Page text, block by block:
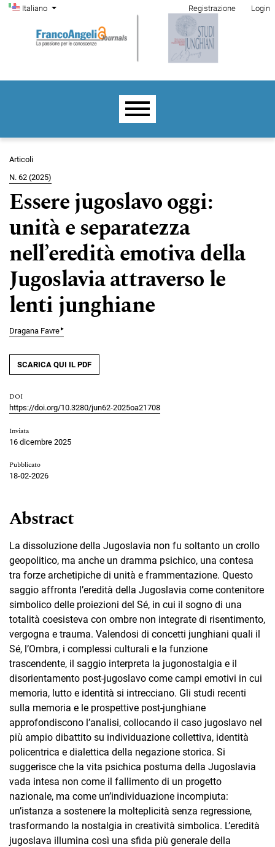
Salta al menu principale di navigazione
Salta al contenuto principale
Salta al piè di pagina del sito
Cambia la lingua. La lingua corrente è:
Italiano
Menu di amministrazione
Registrazione Login
Menu principale
Articoli
N. 62 (2025)
Essere jugoslavo oggi:
unità e separatezza
nell’eredità emotiva della
Jugoslavia attraverso le
lenti junghiane
Dragana Favre▸
SCARICA QUI IL PDF
DOI
https://doi.org/10.3280/jun62-2025oa21708
Inviata
16 dicembre 2025
Pubblicato
18-02-2026
Abstract
La dissoluzione della Jugoslavia non fu soltanto un crollo
geopolitico, ma anche un dramma psichico, una contesa
tra forze archetipiche di unità e frammentazione. Questo
saggio affronta l’eredità della Jugoslavia come contenitore
simbolico delle proiezioni del Sé, in cui il sogno di una
totalità coesisteva con ombre non integrate di risentimento,
vergogna e trauma. Valendosi di concetti junghiani quali il
Sé, l’Ombra, i complessi culturali e la funzione
trascendente, il saggio interpreta la jugonostalgia e il
disorientamento post-jugoslavo come campi emotivi in cui
memoria, lutto e identità si intrecciano. Gli studi recenti
sulla memoria e le prospettive post-junghiane
approfondiscono l’analisi, collocando il caso jugoslavo nel
più ampio dibattito su individuazione collettiva, identità
policentrica e dialettica della negazione storica. Si
suggerisce che la vita psichica postuma della Jugoslavia
vada intesa non come il fallimento di un progetto
nazionale, ma come un’individuazione incompiuta:
un’istanza a sostenere la molteplicità senza regressione,
trasformando la nostalgia in creatività simbolica. L’eredità
jugoslava illumina così una sfida più generale della